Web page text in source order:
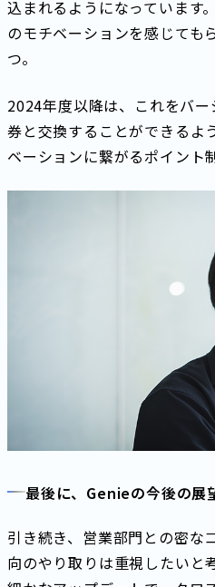
込まれるようになっています
のモチベーションを感じても
つ。
2024年度以降は、これをバ
券と交換することができるよ
ベーションに繋がるポイント
最後に、Genieの今後の展
引き続き、営業部門との密な
向のやり取りは重視したいと